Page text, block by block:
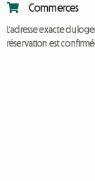
Commerces
L'adresse exacte du
réservation est